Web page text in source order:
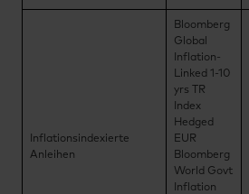
Inflationsindexierte
Anleihen
Bloomberg
Global
Inflation-
Linked 1-10
yrs TR
Index
Hedged
EUR
Bloomberg
World Govt
Inflation